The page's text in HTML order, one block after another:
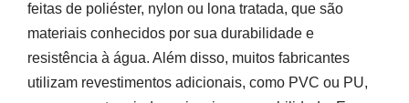
feitas de poliéster, nylon ou lona tratada, que são
materiais conhecidos por sua durabilidade e
resistência à água. Além disso, muitos fabricantes
utilizam revestimentos adicionais, como PVC ou PU,